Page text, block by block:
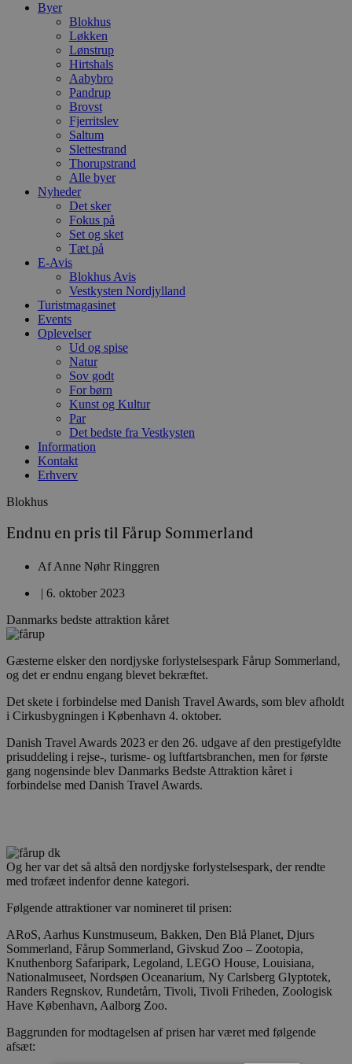
Byer
Blokhus
Løkken
Lønstrup
Hirtshals
Aabybro
Pandrup
Brovst
Fjerritslev
Saltum
Slettestrand
Thorupstrand
Alle byer
Nyheder
Det sker
Fokus på
Set og sket
Tæt på
E-Avis
Blokhus Avis
Vestkysten Nordjylland
Turistmagasinet
Events
Oplevelser
Ud og spise
Natur
Sov godt
For børn
Kunst og Kultur
Par
Det bedste fra Vestkysten
Information
Kontakt
Erhverv
Blokhus
Endnu en pris til Fårup Sommerland
AfAnne Nøhr Ringgren
| 6. oktober 2023
Danmarks bedste attraktion kåret
Gæsterne elsker den nordjyske forlystelsespark Fårup Sommerland,
og det er endnu engang blevet bekræftet.
Det skete i forbindelse med Danish Travel Awards, som blev afholdt
i Cirkusbygningen i København 4. oktober.
Danish Travel Awards 2023 er den 26. udgave af den prestigefyldte
prisuddeling i rejse-, turisme- og luftfartsbranchen, men for første
gang nogensinde blev Danmarks Bedste Attraktion kåret i
forbindelse med Danish Travel Awards.
Og her var det så altså den nordjyske forlystelsespark, der rendte
med trofæet indenfor denne kategori.
Følgende attraktioner var nomineret til prisen:
ARoS, Aarhus Kunstmuseum, Bakken, Den Blå Planet, Djurs
Sommerland, Fårup Sommerland, Givskud Zoo – Zootopia,
Knuthenborg Safaripark, Legoland, LEGO House, Louisiana,
Nationalmuseet, Nordsøen Oceanarium, Ny Carlsberg Glyptotek,
Randers Regnskov, Rundetårn, Tivoli, Tivoli Friheden, Zoologisk
Have København, Aalborg Zoo.
Baggrunden for modtagelsen af prisen har været med følgende
afsæt: